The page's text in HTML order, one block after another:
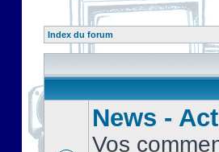
Index du forum
News -
Vos